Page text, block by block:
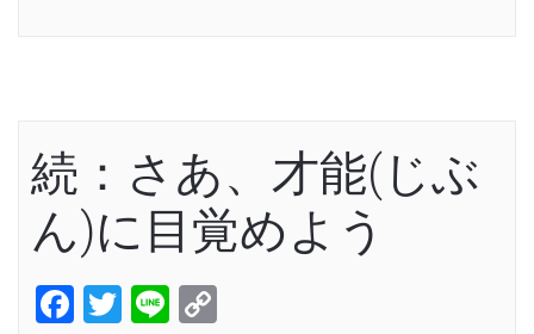
続：さあ、才能(じぶ
ん)に目覚めよう
Facebook
Twitter
Line